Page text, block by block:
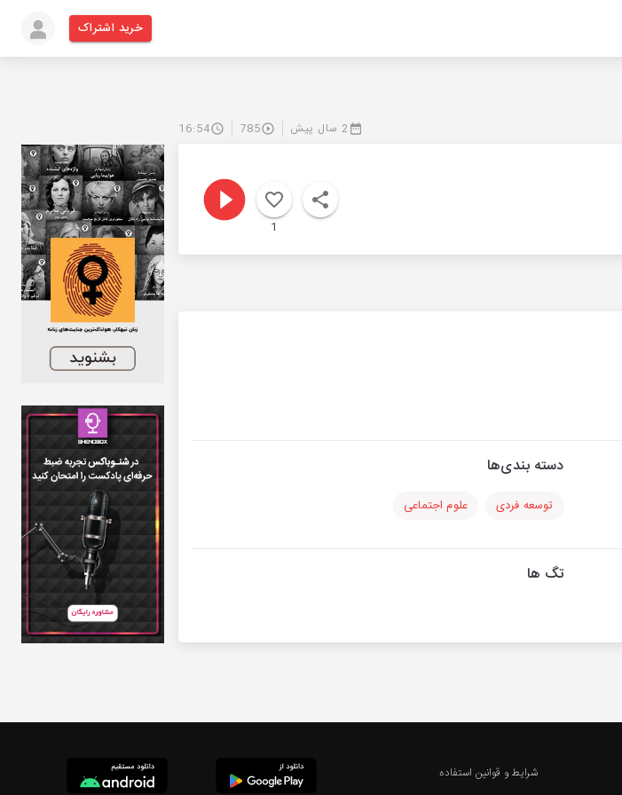
خرید اشتراک
2 سال پیش 785
16:54
1
دسته بندی‌ها
توسعه فردی علوم اجتماعی
تگ ها
شرایط و قوانین استفاده